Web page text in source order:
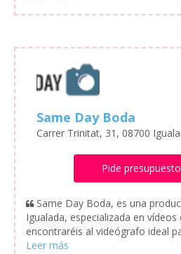
Same Day Boda
Carrer Trinitat, 31, 08700
Pide
Same Day Boda, es una
Igualada, especializada en vídeos
encontraréis al videógrafo ideal